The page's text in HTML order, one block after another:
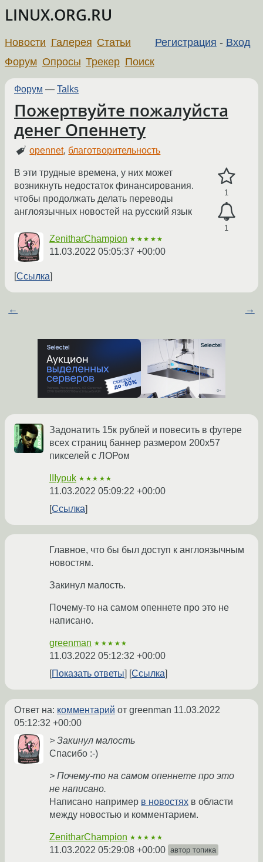
LINUX.ORG.RU
Регистрация - Вход
Новости Галерея Статьи
Форум Опросы Трекер Поиск
Форум — Talks
Пожертвуйте пожалуйста
денег Опеннету
opennet, благотворительность
1
1
В эти трудные времена, у них может
возникнуть недостаток финансирования.
чтобы продолжать делать переводы
англоязычных новостей на русский язык
ZenitharChampion ★★★★★
11.03.2022 05:05:37 +00:00
Ссылка
← →
Задонатить 15к рублей и повесить в футере
всех страниц баннер размером 200х57
пикселей с ЛОРом
IIIypuk ★★★★★
11.03.2022 05:09:22 +00:00
Ссылка
Главное, что бы был доступ к англоязычным
новостям.
Закинул малость.
Почему-то на самом опеннете про это не
написано.
greenman ★★★★★
11.03.2022 05:12:32 +00:00
Показать ответы
Ссылка
Ответ на: комментарий от greenman 11.03.2022
05:12:32 +00:00
> Закинул малость
Спасибо :-)
> Почему-то на самом опеннете про это
не написано.
Написано например в новостях в области
между новостью и комментарием.
ZenitharChampion ★★★★★
11.03.2022 05:29:08 +00:00 автор топика